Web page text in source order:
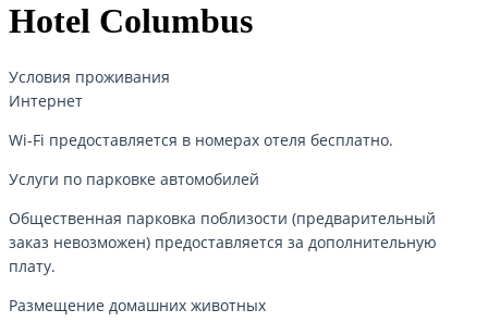
Hotel Columbus
Условия проживания
Интернет
Wi-Fi предоставляется в номерах отеля бесплатно.
Услуги по парковке автомобилей
Общественная парковка поблизости (предварительный
заказ невозможен) предоставляется за дополнительную
плату.
Размещение домашних животных